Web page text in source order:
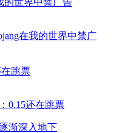
的世界中禁广告
跳票
渐深入地下